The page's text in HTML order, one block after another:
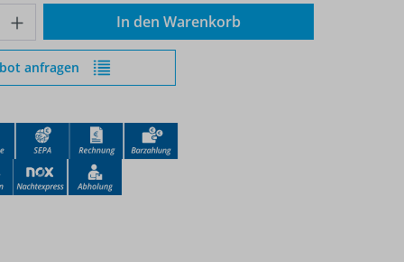
Gib den gewünschten Wert ein
In den Warenkorb
anfragen